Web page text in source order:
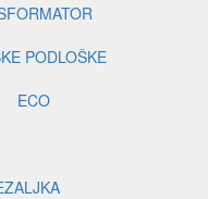
PODLOŠKE
ECO